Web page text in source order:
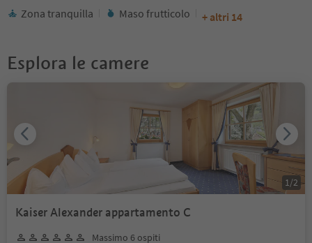
Zona tranquilla
Maso frutticolo + altri 14
Esplora le camere
Kaiser Alexander appartamento C
Massimo 6 ospiti
1 /2